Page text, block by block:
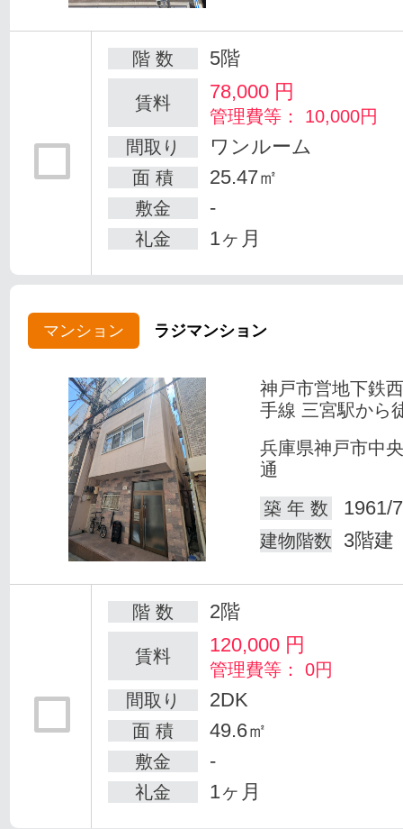
階 数 5階
賃料 78,000 円
管理費等： 10,000円
間取り
ワンルーム
面 積 25.47㎡
敷金 -
礼金 1ヶ月
マンション ラジマンション
神戸市営地下鉄
手線 三宮駅から
兵庫県神戸市中
通
築 年 数
1961/
建物階数 3階建
階 数 2階
賃料 120,000 円
管理費等： 0円
間取り
2DK
面 積 49.6㎡
敷金 -
礼金 1ヶ月